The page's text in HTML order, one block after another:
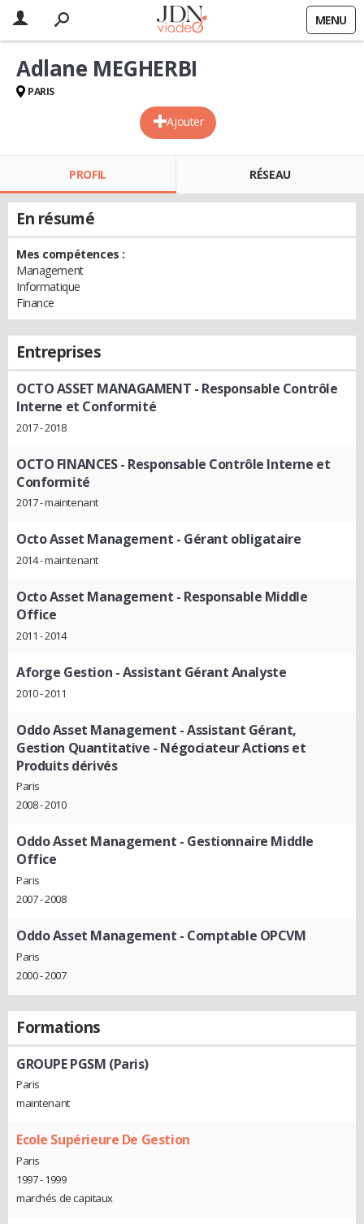
MENU
Ajouter
Adlane MEGHERBI
PARIS
PROFIL RÉSEAU
En résumé
Mes compétences :
Management
Informatique
Finance
Entreprises
OCTO ASSET MANAGAMENT - Responsable Contrôle
Interne et Conformité
2017 - 2018
OCTO FINANCES- Responsable Contrôle Interne et
Conformité
2017 - maintenant
Octo Asset Management - Gérant obligataire
2014 - maintenant
Octo Asset Management - Responsable Middle
Office
2011 - 2014
Aforge Gestion - Assistant Gérant Analyste
2010 - 2011
Oddo Asset Management - Assistant Gérant,
Gestion Quantitative - Négociateur Actions et
Produits dérivés
Paris
2008 - 2010
Oddo Asset Management - Gestionnaire Middle
Office
Paris
2007 - 2008
Oddo Asset Management - Comptable OPCVM
Paris
2000 - 2007
Formations
GROUPE PGSM (Paris)
Paris
maintenant
Ecole Supérieure De Gestion
Paris
1997 - 1999
marchés de capitaux